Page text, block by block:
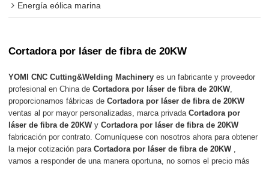
Energía eólica marina
Cortadora por láser de fibra de 20KW
YOMI CNC Cutting&Welding Machinery es un fabricante y proveedor
profesional en China deCortadora por láser de fibra de 20KW,
proporcionamos fábricas deCortadora por láser de fibra de 20KW
ventas al por mayor personalizadas, marca privadaCortadora por
láser de fibra de 20KWyCortadora por láser de fibra de 20KW
fabricación por contrato. Comuníquese con nosotros ahora para obtener
la mejor cotización paraCortadora por láser de fibra de 20KW,
vamos a responder de una manera oportuna, no somos el precio más